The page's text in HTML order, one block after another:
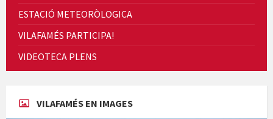
ESTACIÓ METEORÒLOGICA
VILAFAMÉS PARTICIPA!
VIDEOTECA PLENS
VILAFAMÉS EN IMAGES